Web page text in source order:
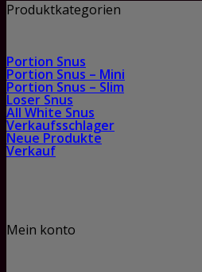
Produktkategorien
Portion Snus
Portion Snus – Mini
Portion Snus – Slim
Loser Snus
All White Snus
Verkaufsschlager
Neue Produkte
Verkauf
Mein konto